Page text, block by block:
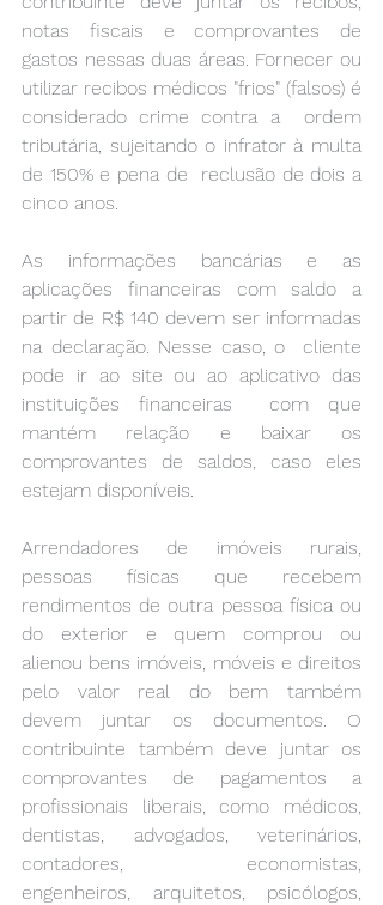
notas fiscais e comprovantes de
gastos nessas duas áreas. Fornecer ou
utilizar recibos médicos "frios" (falsos) é
considerado crime contra a  ordem
tributária, sujeitando o infrator à multa
de 150% e pena de  reclusão de dois a
cinco anos.
As informações bancárias e as
aplicações financeiras com saldo a
partir de R$ 140 devem ser informadas
na declaração. Nesse caso, o  cliente
pode ir ao site ou ao aplicativo das
instituições financeiras  com que
mantém relação e baixar os
comprovantes de saldos, caso eles
estejam disponíveis.
Arrendadores de imóveis rurais,
pessoas físicas que recebem
rendimentos de outra pessoa física ou
do exterior e quem comprou ou
alienou bens imóveis, móveis e direitos
pelo valor real do bem também
devem juntar os documentos. O
contribuinte também deve juntar os
comprovantes de pagamentos a
profissionais liberais, como médicos,
dentistas, advogados, veterinários,
contadores, economistas,
engenheiros, arquitetos, psicólogos,